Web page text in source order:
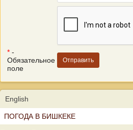
* -
Обязательное
поле
English
ПОГОДА В БИШКЕКЕ